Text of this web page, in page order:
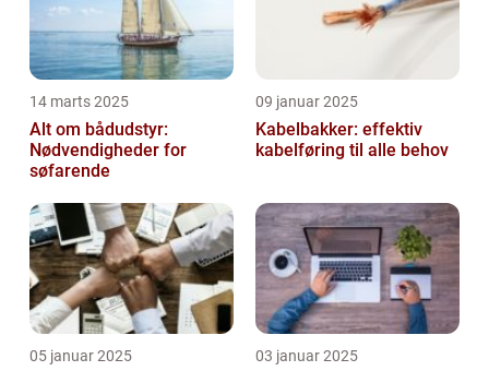
14 marts 2025
Alt om bådudstyr:
Nødvendigheder for
søfarende
09 januar 2025
Kabelbakker: effektiv
kabelføring til alle behov
05 januar 2025 03 januar 2025